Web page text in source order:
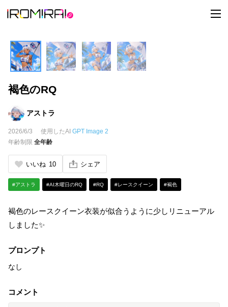
t
o
褐色のRQ
アストラ
2026/6/3 使用したAI GPT Image 2
年齢制限 全年齢
いいね 10 シェア
#アストラ #AI木曜日のRQ #RQ #レースクイーン #褐色
褐色のレースクイーン衣装が似合うように少しリニューアル
しました✨
プロンプト
なし
コメント